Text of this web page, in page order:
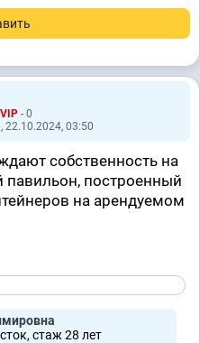
VIP - 0
22.10.2024, 03:50
собственность на
павильон, построенный
на арендуемом
стаж 28 лет